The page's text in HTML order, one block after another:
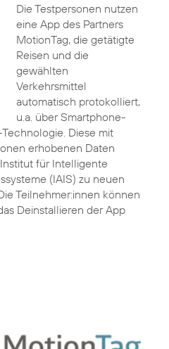
Die Testpersonen nutzen
eine App des Partners
MotionTag, die getätigte
Reisen und die
gewählten
Verkehrsmittel
automatisch protokolliert,
u.a. über Smartphone-
Diese mit
erhobenen Daten
für Intelligente
(IAIS) zu neuen
Teilnehmer:innen können
Deinstallieren der App